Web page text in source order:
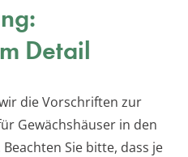
Detail
die Vorschriften zur
Gewächshäuser in den
Sie bitte, dass je